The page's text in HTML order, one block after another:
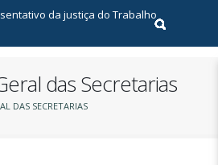
Realizar
das Secretarias
DAS SECRETARIAS